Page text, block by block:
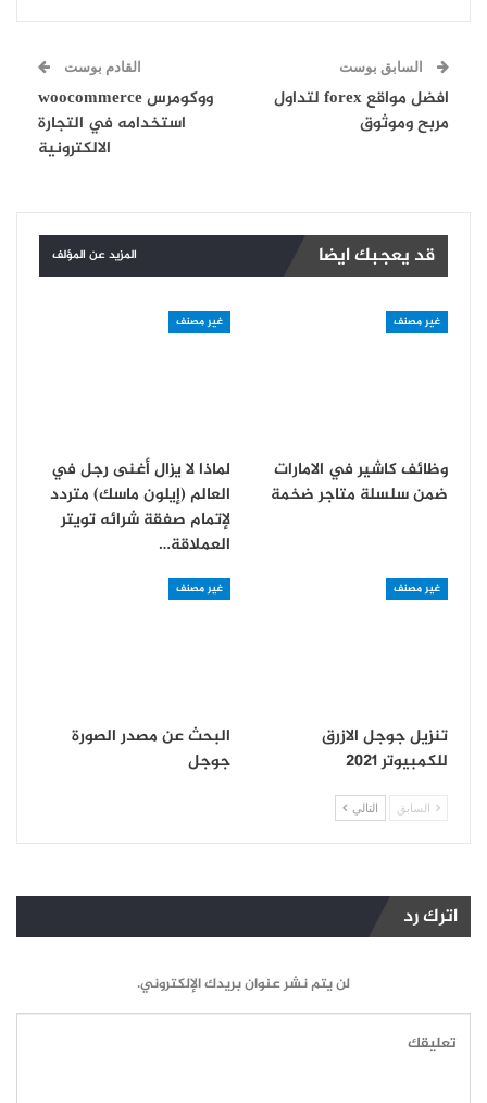
السابق بوست
افضل مواقع forex لتداول
مربح وموثوق
القادم بوست
ووكومرس woocommerce
استخدامه في التجارة
الالكترونية
قد يعجبك ايضا المزيد عن المؤلف
غير مصنف
وظائف كاشير في الامارات
ضمن سلسلة متاجر ضخمة
غير مصنف
لماذا لا يزال أغنى رجل في
العالم (إيلون ماسك) متردد
لإتمام صفقة شرائه تويتر
العملاقة…
غير مصنف
تنزيل جوجل الازرق
للكمبيوتر 2021
غير مصنف
البحث عن مصدر الصورة
جوجل
السابق التالي
اترك رد
لن يتم نشر عنوان بريدك الإلكتروني.